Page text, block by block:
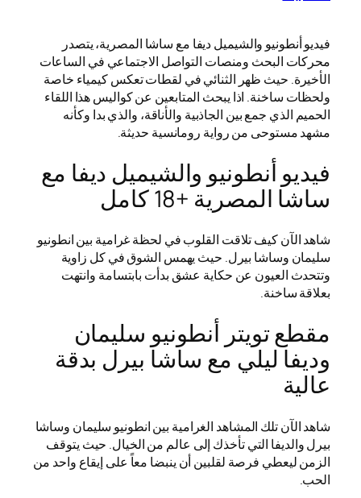
فيديو أنطونيو والشيميل ديفا مع ساشا المصرية، يتصدر
محركات البحث ومنصات التواصل الاجتماعي في الساعات
الأخيرة. حيث ظهر الثنائي في لقطات تعكس كيمياء خاصة
ولحظات ساخنة. اذا يبحث المتابعين عن كواليس هذا اللقاء
الحميم الذي جمع بين الجاذبية والأناقة، والذي بدا وكأنه
مشهد مستوحى من رواية رومانسية حديثة.
فيديو أنطونيو والشيميل ديفا مع
ساشا المصرية +18 كامل
شاهد الآن كيف تلاقت القلوب في لحظة غرامية بين انطونيو
سليمان وساشا بيرل. حيث يهمس الشوق في كل زاوية
وتتحدث العيون عن حكاية عشق بدأت بابتسامة وانتهت
بعلاقة ساخنة.
مقطع تويتر أنطونيو سليمان
وديفا ليلي مع ساشا بيرل بدقة
عالية
شاهد الآن تلك المشاهد الغرامية بين انطونيو سليمان وساشا
بيرل والديفا التي تأخذك إلى عالم من الخيال. حيث يتوقف
الزمن ليعطي فرصة لقلبين أن ينبضا معاً على إيقاع واحد من
الحب.